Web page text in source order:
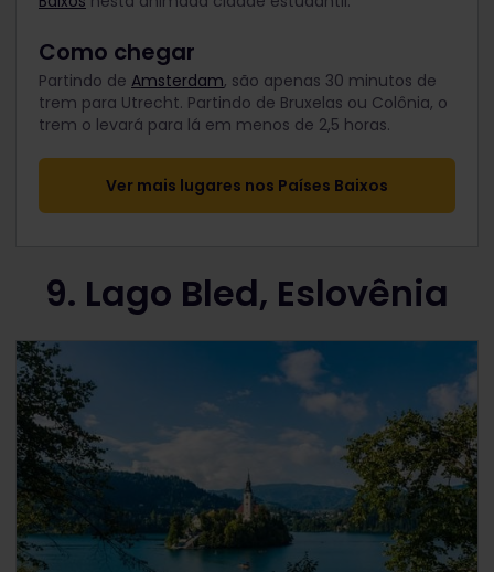
Como chegar
Partindo de Amsterdam, são apenas 30 minutos de
trem para Utrecht. Partindo de Bruxelas ou Colônia, o
trem o levará para lá em menos de 2,5 horas.
Ver mais lugares nos Países Baixos
9. Lago Bled, Eslovênia